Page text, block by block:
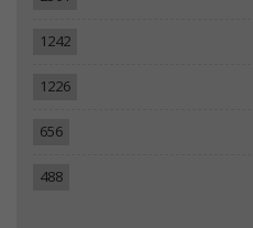
1242
1226
656
488